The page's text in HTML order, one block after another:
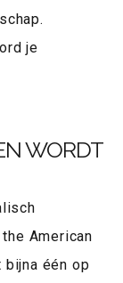
je
WORDT
American
bijna één op